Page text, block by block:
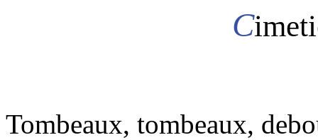
C
Tombeaux, tombeaux,